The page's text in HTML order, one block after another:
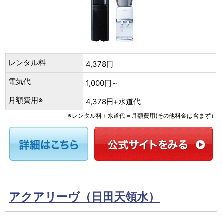
レンタル料
4,378円
電気代
1,000円～
月額費用※
4,378円+水道代
※レンタル料＋水道代＝月額費用(その他料金は含まず）
アクアリーヴ（日田天領水）